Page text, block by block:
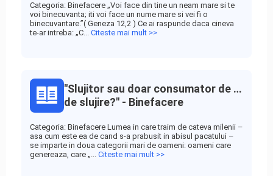
Categoria: Binefacere „Voi face din tine un neam mare si te
voi binecuvanta; iti voi face un nume mare si vei fi o
binecuvantare.”( Geneza 12,2 ) Ce ai raspunde daca cineva
te-ar intreba: „C... Citeste mai mult >>
"Slujitor sau doar consumator de …
de slujire?" - Binefacere
Categoria: Binefacere Lumea in care traim de cateva milenii –
asa cum este ea de cand s-a prabusit in abisul pacatului –
se imparte in doua categorii mari de oameni: oameni care
genereaza, care „... Citeste mai mult >>